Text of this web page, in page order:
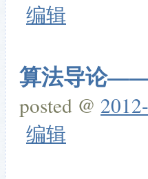
编辑
算法导论——
posted @
编辑